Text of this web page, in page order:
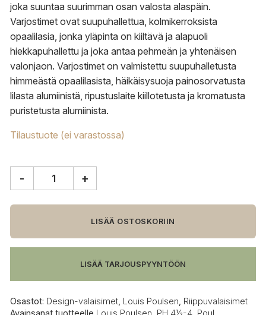
joka suuntaa suurimman osan valosta alaspäin.
Varjostimet ovat suupuhallettua, kolmikerroksista
opaalilasia, jonka yläpinta on kiiltävä ja alapuoli
hiekkapuhallettu ja joka antaa pehmeän ja yhtenäisen
valonjaon. Varjostimet on valmistettu suupuhalletusta
himmeästä opaalilasista, häikäisysuoja painosorvatusta
lilasta alumiinistä, ripustuslaite kiillotetusta ja kromatusta
puristetusta alumiinista.
Tilaustuote (ei varastossa)
PH
Lasi
riippuvalaisin
- +
LISÄÄ OSTOSKORIIN
LISÄÄ TARJOUSPYYNTÖÖN
Osastot: Design-valaisimet Louis Poulsen Riippuvalaisimet